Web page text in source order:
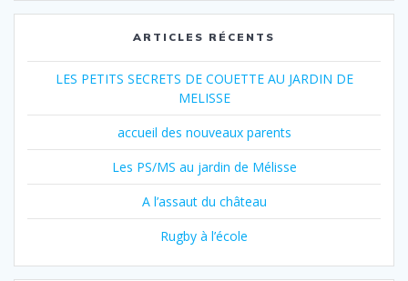
ARTICLES RÉCENTS
LES PETITS SECRETS DE COUETTE AU JARDIN DE
MELISSE
accueil des nouveaux parents
Les PS/MS au jardin de Mélisse
A l’assaut du château
Rugby à l’école